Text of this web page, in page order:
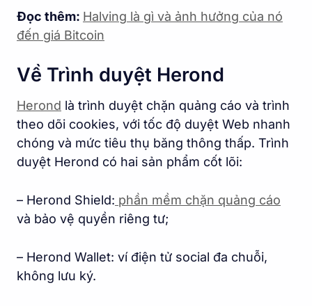
Đọc thêm: Halving là gì và ảnh hưởng của nó
đến giá Bitcoin
Về Trình duyệt Herond
Herond là trình duyệt chặn quảng cáo và trình
theo dõi cookies, với tốc độ duyệt Web nhanh
chóng và mức tiêu thụ băng thông thấp. Trình
duyệt Herond có hai sản phẩm cốt lõi:
– Herond Shield: phần mềm chặn quảng cáo
và bảo vệ quyền riêng tư;
– Herond Wallet: ví điện tử social đa chuỗi,
không lưu ký.